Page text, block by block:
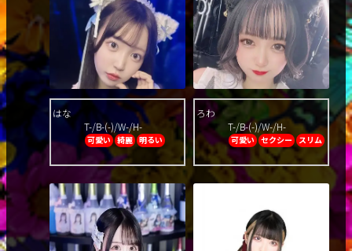
はな
T-/B-(-)/W-/H-
可愛い 綺麗 明るい
ろわ
T-/B-(-)/W-/H-
可愛い セクシー スリム